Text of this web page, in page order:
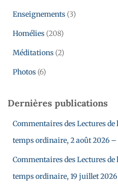
Enseignements (3)
Homélies (208)
Méditations (2)
Photos (6)
Dernières publications
Commentaires des Lectures de
temps ordinaire, 2 août 2026
Commentaires des Lectures de
temps ordinaire, 19 juillet